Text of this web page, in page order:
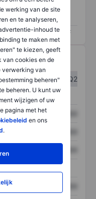
werking van de site
en te analyseren,
inhoud te
te maken met
te kiezen, geeft
van cookies en de
verwerking van
beheren"
beheren. U kunt uw
wijzigen of uw
pagina met het
en ons
.
/
Q1
Q2
XXXXXXX